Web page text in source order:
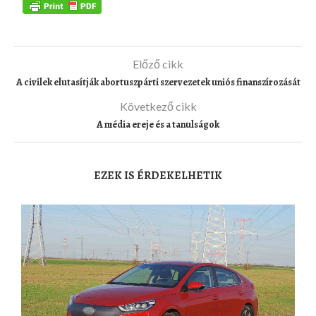
Előző cikk
A civilek elutasítják abortuszpárti szervezetek uniós finanszírozását
Következő cikk
A média ereje és a tanulságok
EZEK IS ÉRDEKELHETIK